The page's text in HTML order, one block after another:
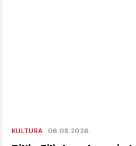
KULTURA 06.08.2026.